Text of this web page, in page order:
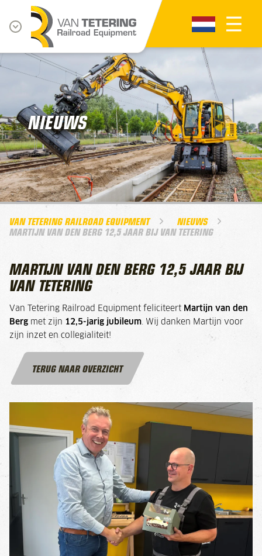
NIEUWS
VAN TETERING RAILROAD EQUIPMENT NIEUWS
MARTIJN VAN DEN BERG 12,5 JAAR BIJ VAN TETERING
MARTIJN VAN DEN BERG 12,5 JAAR BIJ
VAN TETERING
Van Tetering Railroad Equipment feliciteert Martijn van den
Berg met zijn 12,5-jarig jubileum. Wij danken Martijn voor
zijn inzet en collegialiteit!
TERUG NAAR OVERZICHT